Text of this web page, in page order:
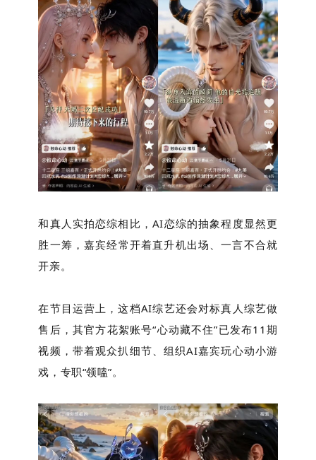
和真人实拍恋综相比，AI恋综的抽象程度显然更
胜一筹，嘉宾经常开着直升机出场、一言不合就
开亲。
在节目运营上，这档AI综艺还会对标真人综艺做
售后，其官方花絮账号“心动藏不住”已发布11期
视频，带着观众扒细节、组织AI嘉宾玩心动小游
戏，专职“领嗑”。